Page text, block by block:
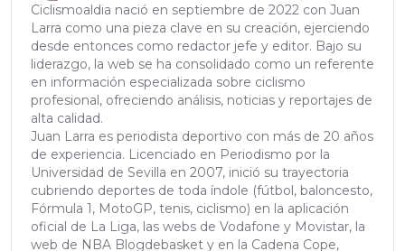
Ciclismoaldia nació en septiembre de 2022 con Juan
Larra como una pieza clave en su creación, ejerciendo
desde entonces como redactor jefe y editor. Bajo su
liderazgo, la web se ha consolidado como un referente
en información especializada sobre ciclismo
profesional, ofreciendo análisis, noticias y reportajes de
alta calidad.
Juan Larra es periodista deportivo con más de 20 años
de experiencia. Licenciado en Periodismo por la
Universidad de Sevilla en 2007, inició su trayectoria
cubriendo deportes de toda índole (fútbol, baloncesto,
Fórmula 1, MotoGP, tenis, ciclismo) en la aplicación
oficial de La Liga, las webs de Vodafone y Movistar, la
web de NBA Blogdebasket y en la Cadena Cope,